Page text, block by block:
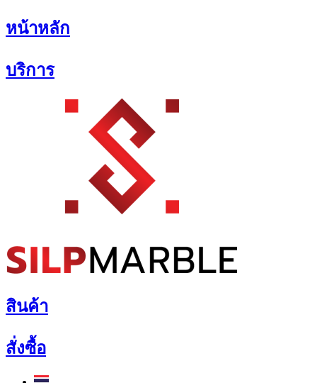
Skip
to
หน้าหลัก
บริการ
สินค้า
สั่งซื้อ